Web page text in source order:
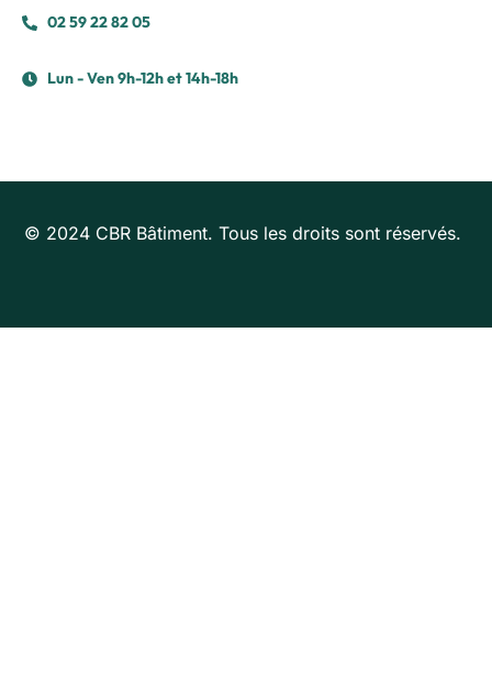
02 59 22 82 05
Lun - Ven 9h-12h et 14h-18h
© 2024 CBR Bâtiment. Tous les droits sont réservés.